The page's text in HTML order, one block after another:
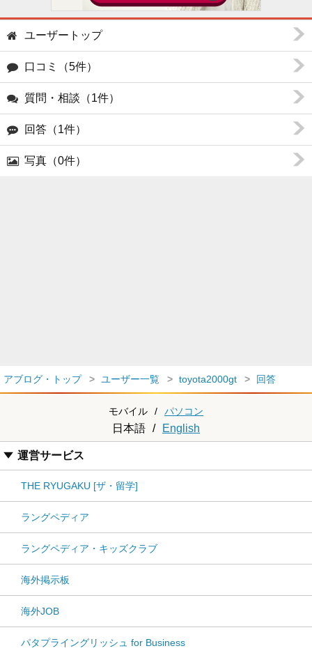
ユーザートップ
口コミ（5件）
質問・相談（1件）
回答（1件）
写真（0件）
アブログ・トップ ユーザー一覧 toyota2000gt 回答
モバイル / パソコン
日本語 / English
運営サービス
THE RYUGAKU [ザ・留学]
ラングペディア
ラングペディア・キッズクラブ
海外掲示板
海外JOB
パタプライングリッシュ for Business